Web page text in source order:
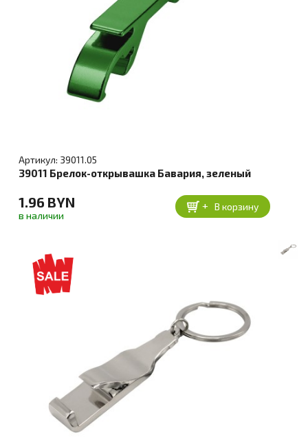
Артикул: 39011.05
39011 Брелок-открывашка Бавария, зеленый
1.96 BYN
в наличии
+ В корзину